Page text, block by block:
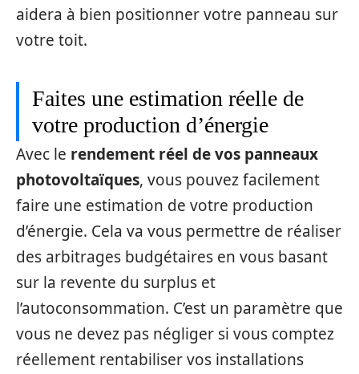
aidera à bien positionner votre panneau sur
votre toit.
Faites une estimation réelle de
votre production d’énergie
Avec le rendement réel de vos panneaux
photovoltaïques, vous pouvez facilement
faire une estimation de votre production
d’énergie. Cela va vous permettre de réaliser
des arbitrages budgétaires en vous basant
sur la revente du surplus et
l’autoconsommation. C’est un paramètre que
vous ne devez pas négliger si vous comptez
réellement rentabiliser vos installations